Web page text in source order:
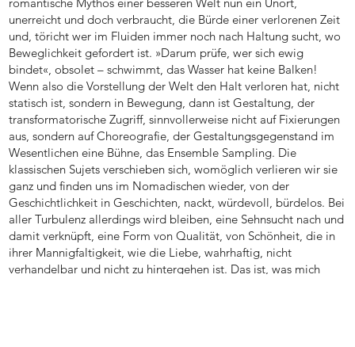
unerreicht und doch verbraucht, die Bürde einer verlorenen Zeit
und, töricht wer im Fluiden immer noch nach Haltung sucht, wo
Beweglichkeit gefordert ist. »Darum prüfe, wer sich ewig
bindet«, obsolet – schwimmt, das Wasser hat keine Balken!
Wenn also die Vorstellung der Welt den Halt verloren hat, nicht
statisch ist, sondern in Bewegung, dann ist Gestaltung, der
transformatorische Zugriff, sinnvollerweise nicht auf Fixierungen
aus, sondern auf Choreografie, der Gestaltungsgegenstand im
Wesentlichen eine Bühne, das Ensemble Sampling. Die
klassischen Sujets verschieben sich, womöglich verlieren wir sie
ganz und finden uns im Nomadischen wieder, von der
Geschichtlichkeit in Geschichten, nackt, würdevoll, bürdelos. Bei
aller Turbulenz allerdings wird bleiben, eine Sehnsucht nach und
damit verknüpft, eine Form von Qualität, von Schönheit, die in
ihrer Mannigfaltigkeit, wie die Liebe, wahrhaftig, nicht
verhandelbar und nicht zu hintergehen ist. Das ist, was mich